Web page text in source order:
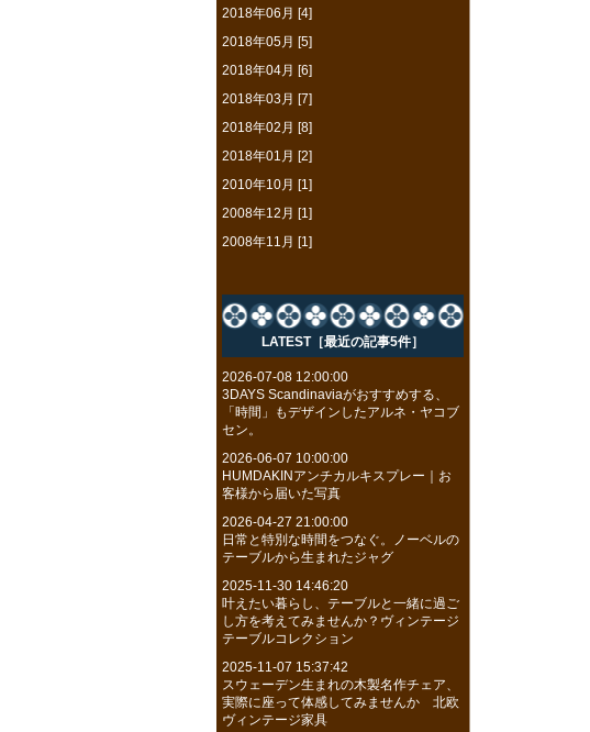
2018年06月 [4]
2018年05月 [5]
2018年04月 [6]
2018年03月 [7]
2018年02月 [8]
2018年01月 [2]
2010年10月 [1]
2008年12月 [1]
2008年11月 [1]
LATEST［最近の記事5件］
2026-07-08 12:00:00
3DAYS Scandinaviaがおすすめする、
「時間」もデザインしたアルネ・ヤコブ
セン。
2026-06-07 10:00:00
HUMDAKINアンチカルキスプレー｜お
客様から届いた写真
2026-04-27 21:00:00
日常と特別な時間をつなぐ。ノーベルの
テーブルから生まれたジャグ
2025-11-30 14:46:20
叶えたい暮らし、テーブルと一緒に過ご
し方を考えてみませんか？ヴィンテージ
テーブルコレクション
2025-11-07 15:37:42
スウェーデン生まれの木製名作チェア、
実際に座って体感してみませんか 北欧
ヴィンテージ家具